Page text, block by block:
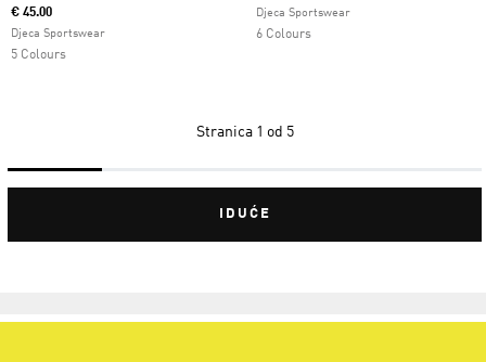
€ 45.00
Djeca Sportswear
5 Colours
Djeca Sportswear
6 Colours
Stranica 1 od 5
IDUĆE